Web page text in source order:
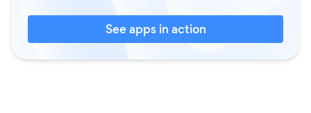
See apps in action